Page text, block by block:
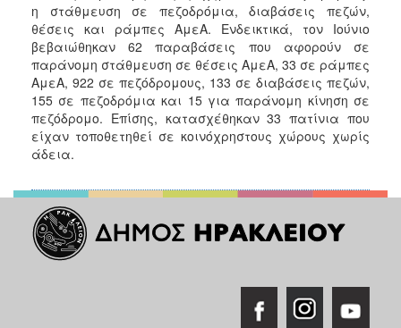
η στάθμευση σε πεζοδρόμια, διαβάσεις πεζών,
θέσεις και ράμπες ΑμεΑ. Ενδεικτικά, τον Ιούνιο
βεβαιώθηκαν 62 παραβάσεις που αφορούν σε
παράνομη στάθμευση σε θέσεις ΑμεΑ, 33 σε ράμπες
ΑμεΑ, 922 σε πεζόδρομους, 133 σε διαβάσεις πεζών,
155 σε πεζοδρόμια και 15 για παράνομη κίνηση σε
πεζόδρομο. Επίσης, κατασχέθηκαν 33 πατίνια που
είχαν τοποθετηθεί σε κοινόχρηστους χώρους χωρίς
άδεια.